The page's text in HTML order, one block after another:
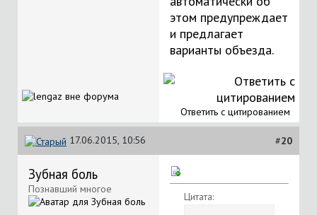
этом предупреждает
и предлагает
варианты объезда.
Ответить с цитированием
17.06.2015, 10:56 #20
Зубная боль
Познавший многое
Цитата: